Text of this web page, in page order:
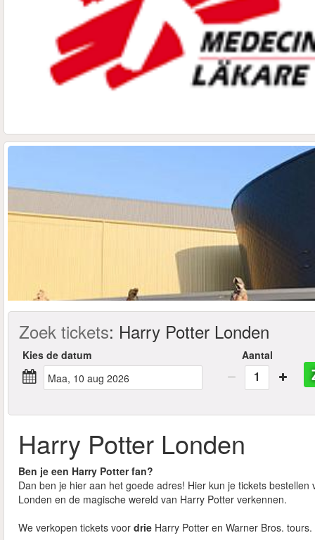
Zoek tickets: Harry Potter Londen
Kies de datum
maa, 10 aug 2026
Aantal
1
Harry Potter Londen
Ben je een Harry Potter fan?
Dan ben je hier aan het goede adres! Hier kun je tickets
Londen en de magische wereld van Harry Potter verkennen.
We verkopen tickets voor drie Harry Potter en Warner Bros. tours.